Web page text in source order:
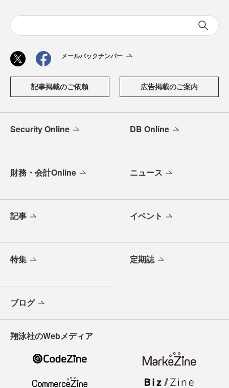
メールバックナンバー
記事掲載のご依頼 広告掲載のご案内
Security Online DB Online
財務・会計Online ニュース
記事 イベント
特集 定期誌
ブログ
翔泳社のWebメディア